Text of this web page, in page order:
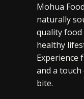
Mohua
naturally
quality
healthy
Experience
and a
bite.